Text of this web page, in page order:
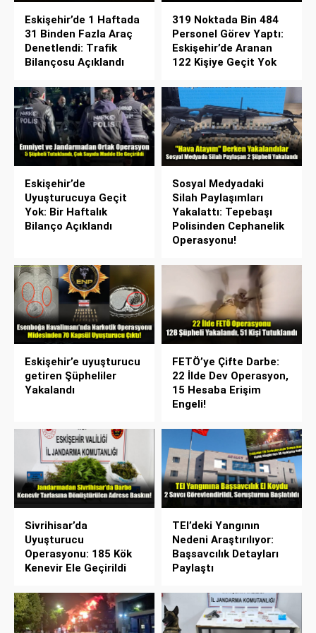
Eskişehir’de 1 Haftada
31 Binden Fazla Araç
Denetlendi: Trafik
Bilançosu Açıklandı
319 Noktada Bin 484
Personel Görev Yaptı:
Eskişehir’de Aranan
122 Kişiye Geçit Yok
Eskişehir’de
Uyuşturucuya Geçit
Yok: Bir Haftalık
Bilanço Açıklandı
Sosyal Medyadaki
Silah Paylaşımları
Yakalattı: Tepebaşı
Polisinden Cephanelik
Operasyonu!
Eskişehir’e uyuşturucu
getiren Şüpheliler
Yakalandı
FETÖ’ye Çifte Darbe:
22 İlde Dev Operasyon,
15 Hesaba Erişim
Engeli!
Sivrihisar’da
Uyuşturucu
Operasyonu: 185 Kök
Kenevir Ele Geçirildi
TEI’deki Yangının
Nedeni Araştırılıyor:
Başsavcılık Detayları
Paylaştı